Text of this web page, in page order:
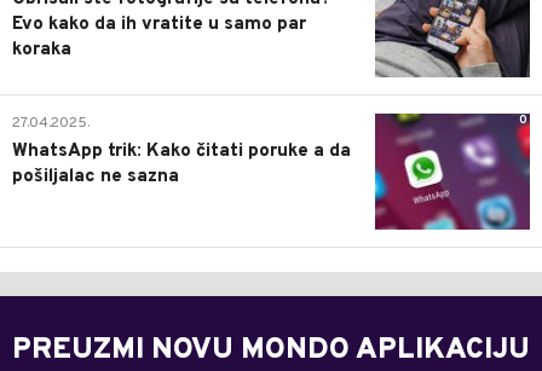
Evo kako da ih vratite u samo par
koraka
0
27.04.2025.
WhatsApp trik: Kako čitati poruke a da
pošiljalac ne sazna
PREUZMI NOVU MONDO APLIKACIJU